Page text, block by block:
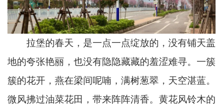
拉堡的春天，是一点一点绽放的，没有铺天盖
地的夸张艳丽，也没有隐隐藏藏的羞涩难寻。一簇
簇的花开，燕在梁间呢喃，满树葱翠，天空湛蓝。
微风拂过油菜花田，带来阵阵清香。黄花风铃木的